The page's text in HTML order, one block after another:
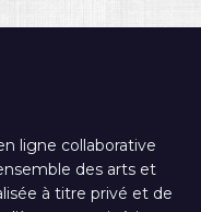
ligne collaborative
des arts et
à titre privé et de